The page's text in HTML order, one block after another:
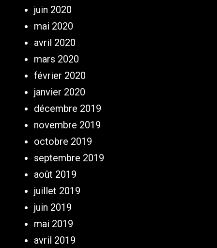
juin 2020
mai 2020
avril 2020
mars 2020
février 2020
janvier 2020
décembre 2019
novembre 2019
octobre 2019
septembre 2019
août 2019
juillet 2019
juin 2019
mai 2019
avril 2019